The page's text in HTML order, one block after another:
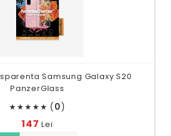
Samsung Galaxy S20
PanzerGlass
★★★★★ (0)
147Lei